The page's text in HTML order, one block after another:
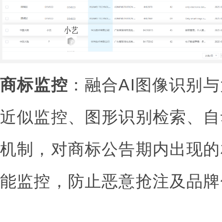
商标监控 ：融合AI图像识别
近似监控、图形识别检索、
机制，对商标公告期内出现
能监控，防止恶意抢注及品